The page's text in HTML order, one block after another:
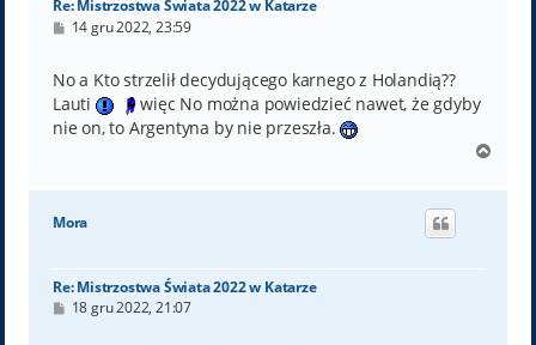
Re: Mistrzostwa Świata 2022 w Katarze
P
t
14 gru 2022, 23:59
No a Kto strzelił decydującego karnego z Holandią??
Lauti
więc No można powiedzieć nawet, że gdyby
nie on, to Argentyna by nie przeszła.
g
Mora
Re: Mistrzostwa Świata 2022 w Katarze
P18 gru 2022, 21:07